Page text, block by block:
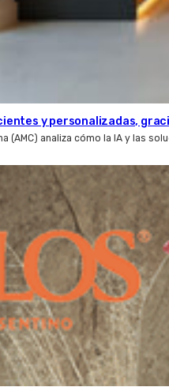
y personalizadas,
(AMC) analiza cómo la IA y las